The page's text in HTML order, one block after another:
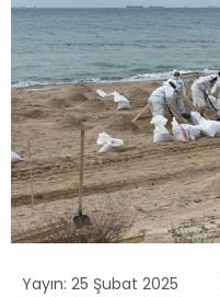
Yayın: 25 Şubat 2025